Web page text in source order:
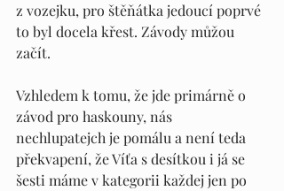
z vozejku, pro štěňátka jedoucí poprvé
to byl docela křest. Závody můžou
začít.
Vzhledem k tomu, že jde primárně o
závod pro haskouny, nás
nechlupatejch je pomálu a není teda
překvapení, že Víťa s desítkou i já se
šesti máme v kategorii každej jen po